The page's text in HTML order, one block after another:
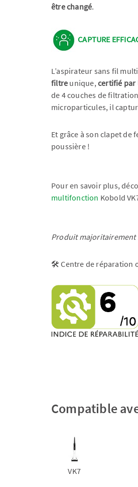
être changé.
CAPTURE
L’aspirateur sans fil
filtre unique,certifié par
de 4 couches de
microparticules, il
Et grâce à son clapet
poussière !
Pour en savoir plus,
multifonction Kobold
Produit majoritairement
🛠️ Centre de réparation
Compatible
VK7